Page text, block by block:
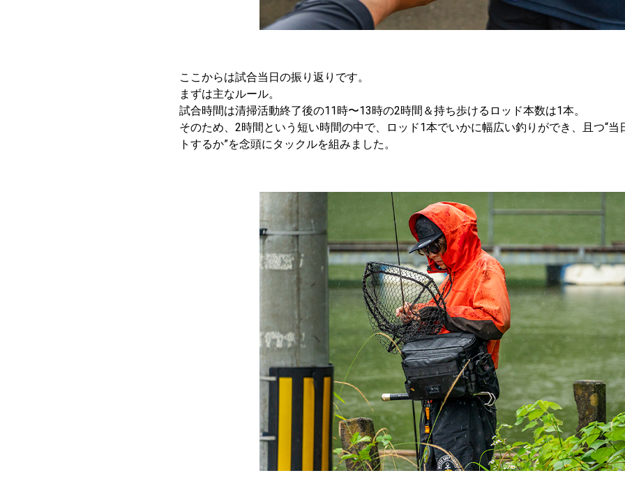
ここからは試合当日の振り返りです。
まずは主なルール。
試合時間は清掃活動終了後の11時〜13時の2時間＆持ち歩けるロッド本数は1本。
そのため、2時間という短い時間の中で、ロッド1本でいかに幅広い釣りができ、且つ“
トするか”を念頭にタックルを組みました。